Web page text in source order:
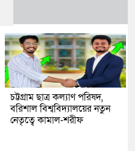
চট্টগ্রাম ছাত্র কল্যাণ পরিষদ,
বরিশাল বিশ্ববিদ্যালয়ের নতুন
নেতৃত্বে কামাল-শরীফ